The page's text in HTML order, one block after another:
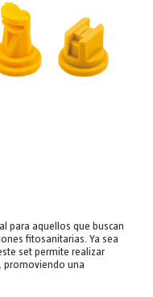
para aquellos que buscan
fitosanitarias. Ya sea
set permite realizar
promoviendo una